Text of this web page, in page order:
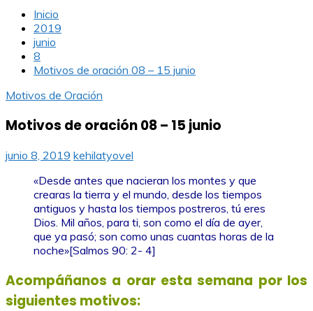
Inicio
2019
junio
8
Motivos de oración 08 – 15 junio
Motivos de Oración
Motivos de oración 08 – 15 junio
junio 8, 2019 kehilatyovel
«Desde antes que nacieran los montes y que
crearas la tierra y el mundo, desde los tiempos
antiguos y hasta los tiempos postreros, tú eres
Dios. Mil años, para ti, son como el día de ayer,
que ya pasó; son como unas cuantas horas de la
noche»[Salmos 90: 2- 4]
Acompáñanos a orar esta semana por los
siguientes motivos: